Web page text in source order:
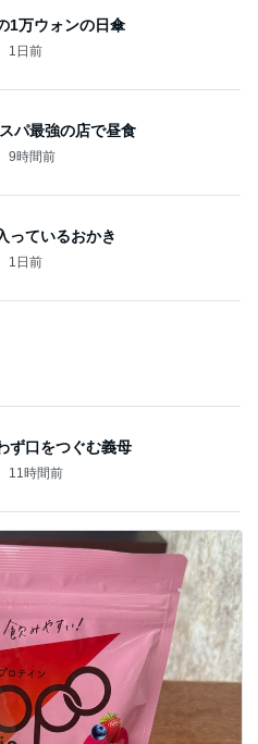
たニトリのラック
1日前
娘がしたおもてなし
1日前
を読む
ったマメパン
1日前
ょっぱくて後悔